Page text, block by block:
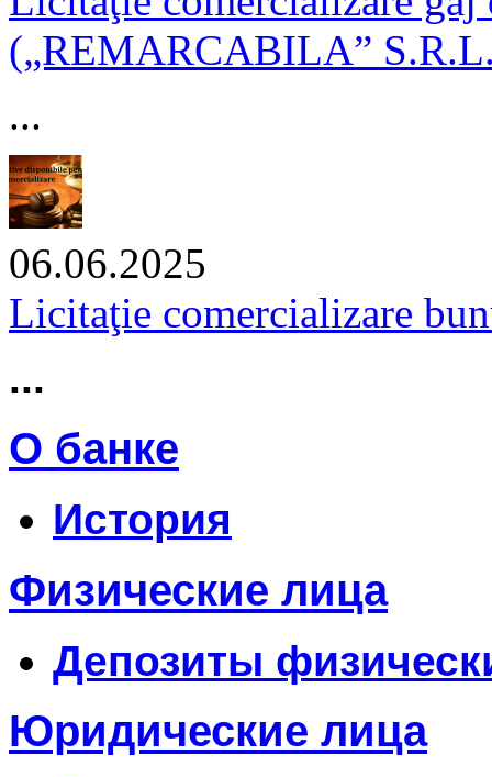
(„REMARCABILA”
...
06.06.2025
Licitaţie comercializare
...
О банке
История
Физические лица
Депозиты
Юридические лица